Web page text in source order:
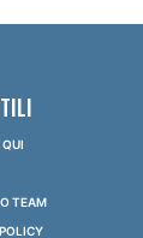
TEAM